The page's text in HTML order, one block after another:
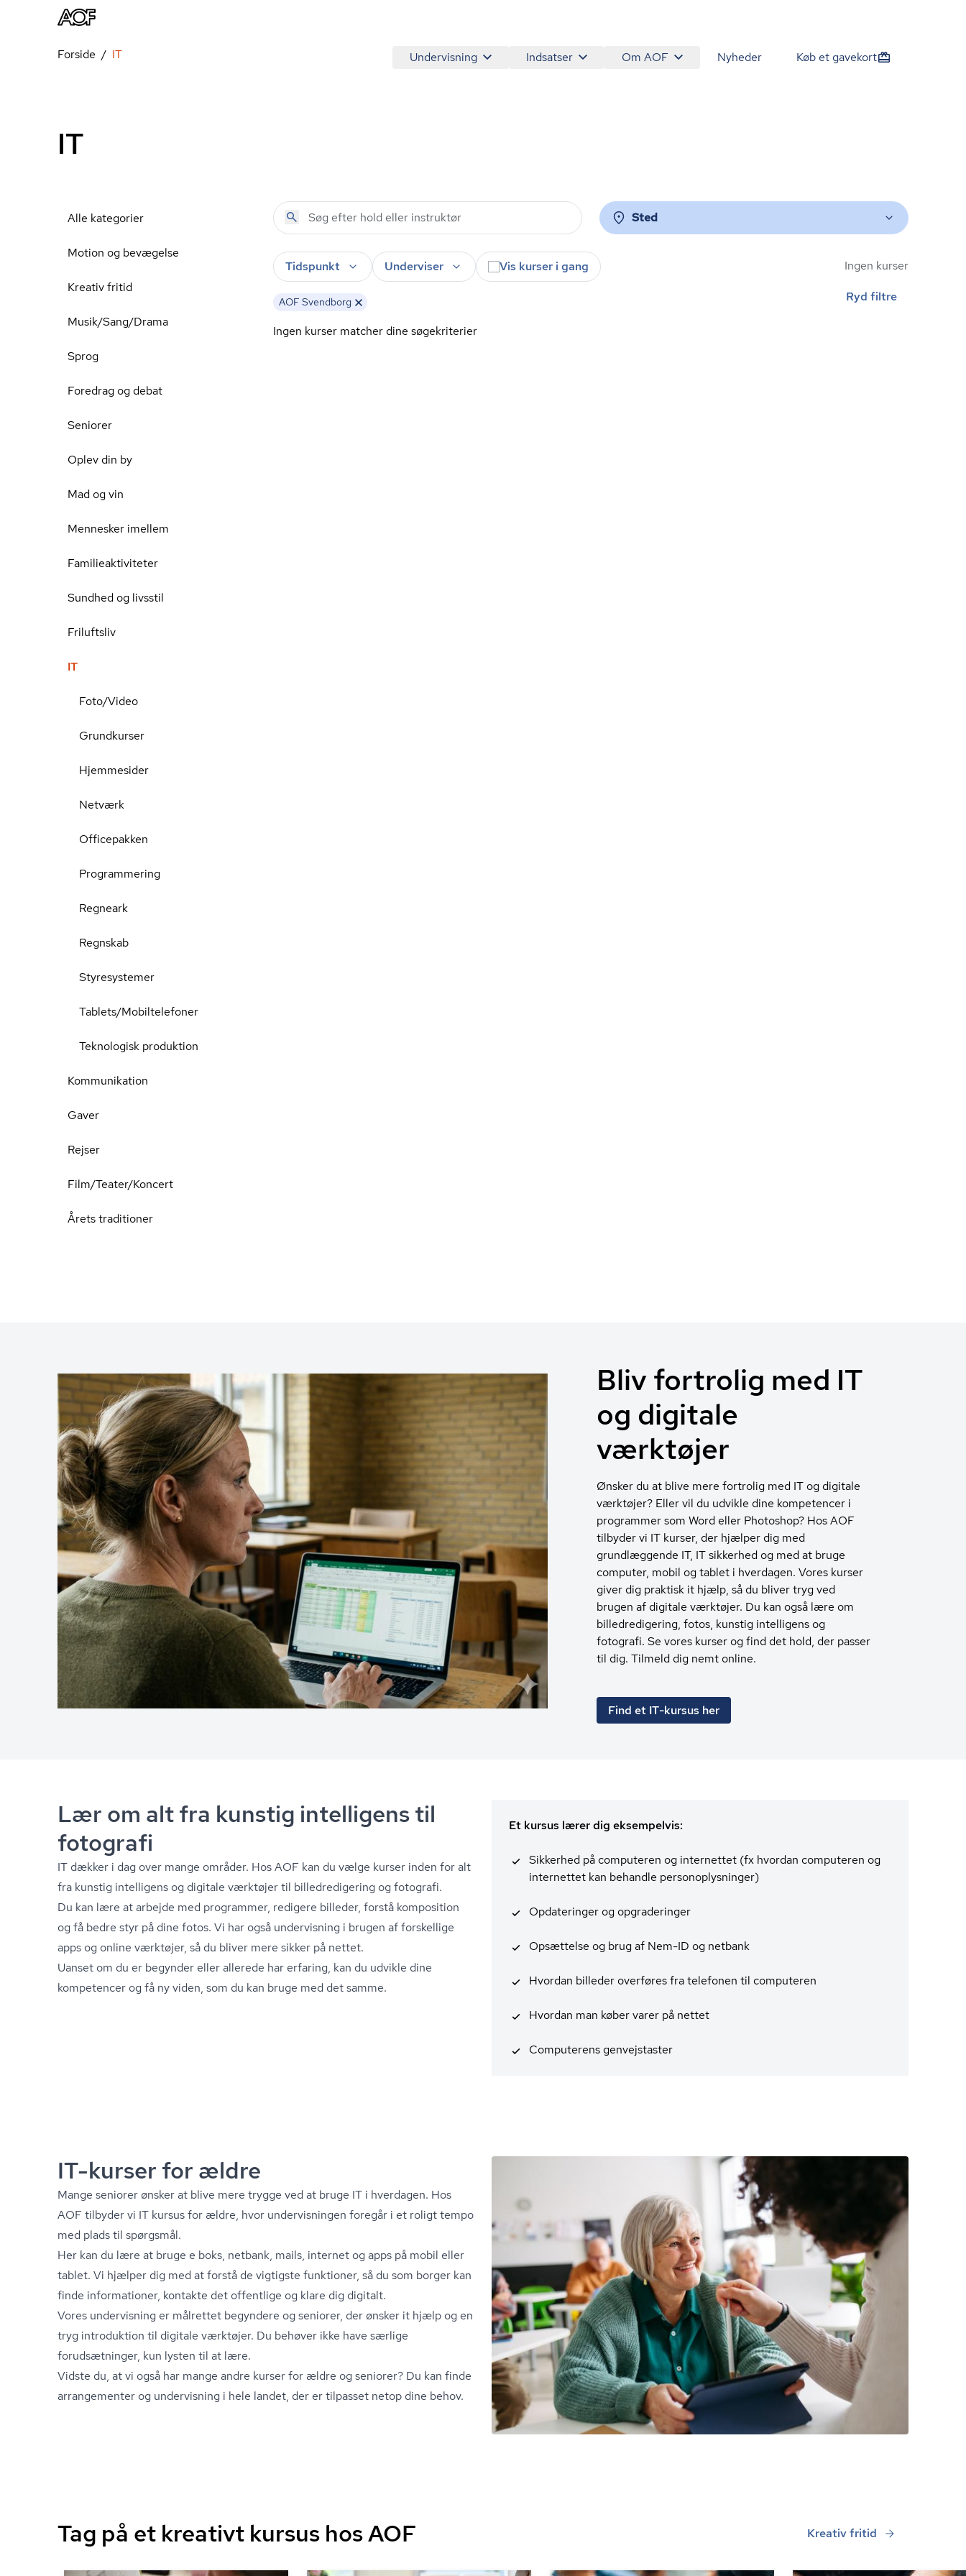
Undervisning Indsatser Om AOF Nyheder Køb et gavekort
Forside IT
IT
Alle kategorier
Motion og bevægelse
Kreativ fritid
Musik/Sang/Drama
Sprog
Foredrag og debat
Seniorer
Oplev din by
Mad og vin
Mennesker imellem
Familieaktiviteter
Sundhed og livsstil
Friluftsliv
IT
Foto/Video
Grundkurser
Hjemmesider
Netværk
Officepakken
Programmering
Regneark
Regnskab
Styresystemer
Tablets/Mobiltelefoner
Teknologisk produktion
Kommunikation
Gaver
Rejser
Film/Teater/Koncert
Årets traditioner
Sted
Tidspunkt Underviser Vis kurser i gang
AOF Svendborg
Ingen kurser
Ryd filtre
Ingen kurser matcher dine søgekriterier
Bliv fortrolig med IT
og digitale
værktøjer
Ønsker du at blive mere fortrolig med IT og digitale
værktøjer? Eller vil du udvikle dine kompetencer i
programmer som Word eller Photoshop? Hos AOF
tilbyder vi IT kurser, der hjælper dig med
grundlæggende IT, IT sikkerhed og med at bruge
computer, mobil og tablet i hverdagen. Vores kurser
giver dig praktisk it hjælp, så du bliver tryg ved
brugen af digitale værktøjer. Du kan også lære om
billedredigering, fotos, kunstig intelligens og
fotografi. Se vores kurser og find det hold, der passer
til dig. Tilmeld dig nemt online.
Find et IT-kursus her
Lær om alt fra kunstig intelligens til
fotografi
IT dækker i dag over mange områder. Hos AOF kan du vælge kurser inden for alt
fra kunstig intelligens og digitale værktøjer til bil­led­re­di­ge­ring og fotografi.
Du kan lære at arbejde med programmer, redigere billeder, forstå komposition
og få bedre styr på dine fotos. Vi har også undervisning i brugen af forskellige
apps og online værktøjer, så du bliver mere sikker på nettet.
Uanset om du er begynder eller allerede har erfaring, kan du udvikle dine
kompetencer og få ny viden, som du kan bruge med det samme.
Et kursus lærer dig eksempelvis:
Sikkerhed på computeren og internettet (fx hvordan computeren og
internettet kan behandle per­so­nop­lys­nin­ger)
Opdateringer og opgraderinger
Opsættelse og brug af Nem-ID og netbank
Hvordan billeder overføres fra telefonen til computeren
Hvordan man køber varer på nettet
Computerens genvejstaster
IT-kurser for ældre
Mange seniorer ønsker at blive mere trygge ved at bruge IT i hverdagen. Hos
AOF tilbyder vi IT kursus for ældre, hvor undervisningen foregår i et roligt tempo
med plads til spørgsmål.
Her kan du lære at bruge e boks, netbank, mails, internet og apps på mobil eller
tablet. Vi hjælper dig med at forstå de vigtigste funktioner, så du som borger kan
finde informationer, kontakte det offentlige og klare dig digitalt.
Vores undervisning er målrettet begyndere og seniorer, der ønsker it hjælp og en
tryg introduktion til digitale værktøjer. Du behøver ikke have særlige
forudsætninger, kun lysten til at lære.
Vidste du, at vi også har mange andre kurser for ældre og seniorer? Du kan finde
arrangementer og undervisning i hele landet, der er tilpasset netop dine behov.
Tag på et kreativt kursus hos AOF Kreativ fritid